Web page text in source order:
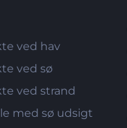
ved hav
ved sø
ved strand
med sø udsigt